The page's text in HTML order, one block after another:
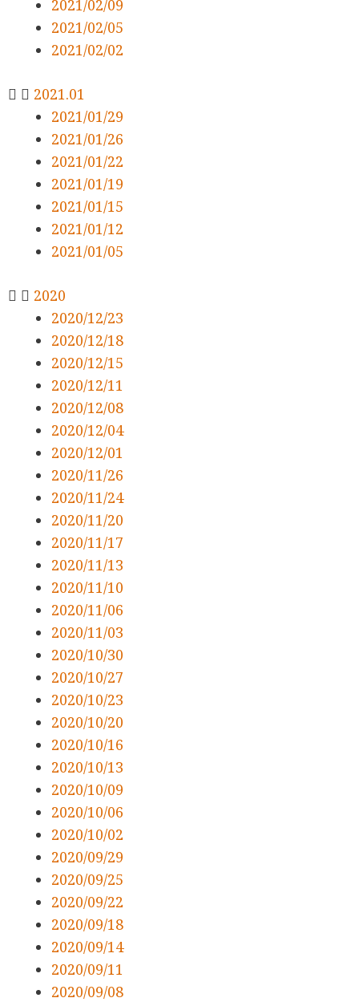
2021/02/09
2021/02/05
2021/02/02
2021.01
2021/01/29
2021/01/26
2021/01/22
2021/01/19
2021/01/15
2021/01/12
2021/01/05
2020
2020/12/23
2020/12/18
2020/12/15
2020/12/11
2020/12/08
2020/12/04
2020/12/01
2020/11/26
2020/11/24
2020/11/20
2020/11/17
2020/11/13
2020/11/10
2020/11/06
2020/11/03
2020/10/30
2020/10/27
2020/10/23
2020/10/20
2020/10/16
2020/10/13
2020/10/09
2020/10/06
2020/10/02
2020/09/29
2020/09/25
2020/09/22
2020/09/18
2020/09/14
2020/09/11
2020/09/08